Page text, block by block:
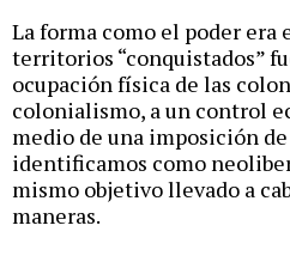
La forma como el poder era
territorios “conquistados”
ocupación física de las
colonialismo, a un control
medio de una imposición
identificamos como
mismo objetivo llevado a
maneras.